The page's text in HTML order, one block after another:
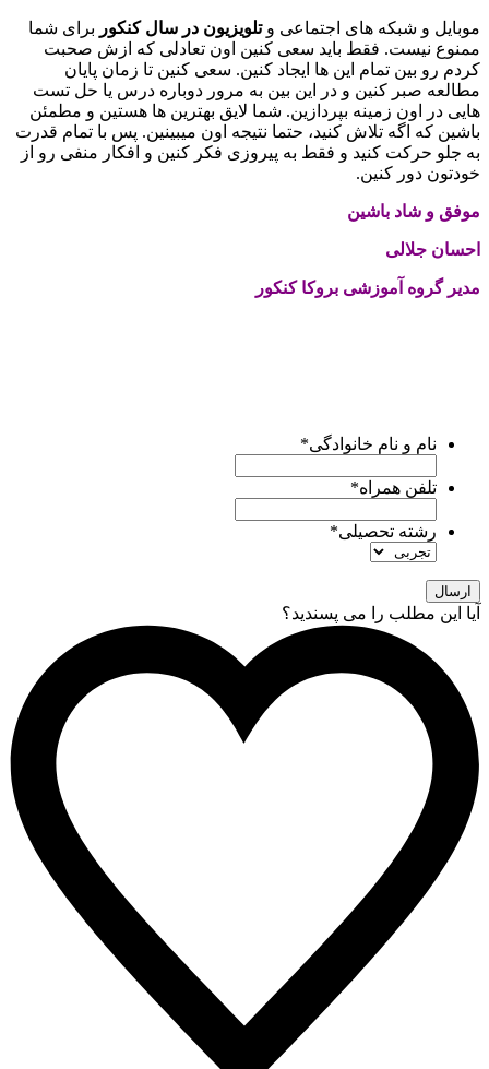
موبایل و شبکه های اجتماعی وتلویزیون در سال کنکور برای شما
ممنوع نیست. فقط باید سعی کنین اون تعادلی که ازش صحبت
کردم رو بین تمام این ها ایجاد کنین. سعی کنین تا زمان پایان
مطالعه صبر کنین و در این بین به مرور دوباره درس یا حل تست
هایی در اون زمینه بپردازین. شما لایق بهترین ها هستین و مطمئن
باشین که اگه تلاش کنید، حتما نتیجه اون میبینین. پس با تمام قدرت
به جلو حرکت کنید و فقط به پیروزی فکر کنین و افکار منفی رو از
خودتون دور کنین.
موفق و شاد باشین
احسان جلالی
مدیر گروه آموزشی بروکا کنکور
نام و نام خانوادگی*
تلفن همراه*
رشته تحصیلی*
آیا این مطلب را می پسندید؟